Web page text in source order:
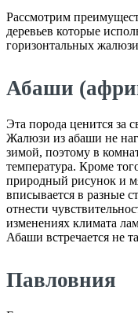
Рассмотрим
деревьев которые
горизонтальных
Абаши
Эта порода ценится за
Жалюзи из абаши не
зимой, поэтому в
температура. Кроме
природный рисунок и
вписывается в разные
отнести
изменениях климата
Абаши встречается не
Павловния